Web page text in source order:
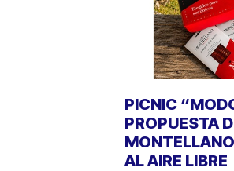
PICNIC
PROPUESTA
AL AIRE LIBRE